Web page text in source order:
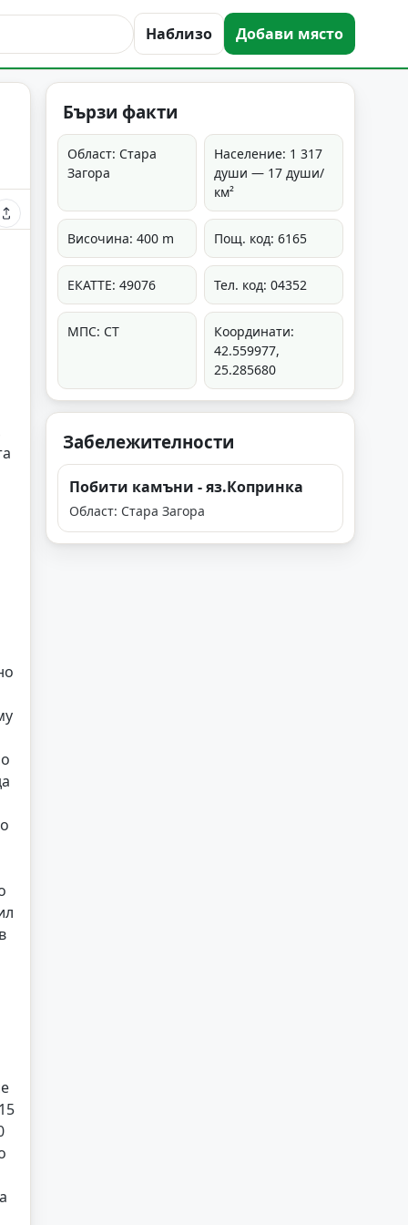
Наблизо Добави място
Бързи факти
Област: Стара
Загора
Население: 1 317
души — 17 души/
км²
Височина: 400 m Пощ. код: 6165
ЕКАТТЕ: 49076 Тел. код: 04352
МПС: СТ
Координати:
42.559977,
25.285680
Забележителности
Побити камъни - яз.Копринка
Област: Стара Загора